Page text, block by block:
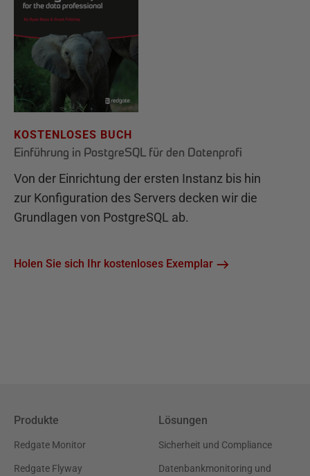
KOSTENLOSES BUCH
Einführung in PostgreSQL für den Datenprofi
Von der Einrichtung der ersten Instanz bis hin
zur Konfiguration des Servers decken wir die
Grundlagen von PostgreSQL ab.
Holen Sie sich Ihr kostenloses Exemplar
Produkte
Redgate Monitor
Redgate Flyway
Lösungen
Sicherheit und Compliance
Datenbankmonitoring und